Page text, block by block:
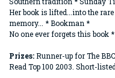
Her book is lifted...into the
memory... * Bookman *
No one ever forgets this book
Prizes:Runner-up for The
Read Top 100 2003. Short-